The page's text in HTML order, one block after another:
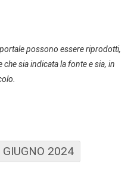
possono essere riprodotti,
sia indicata la fonte e sia, in
GIUGNO 2024